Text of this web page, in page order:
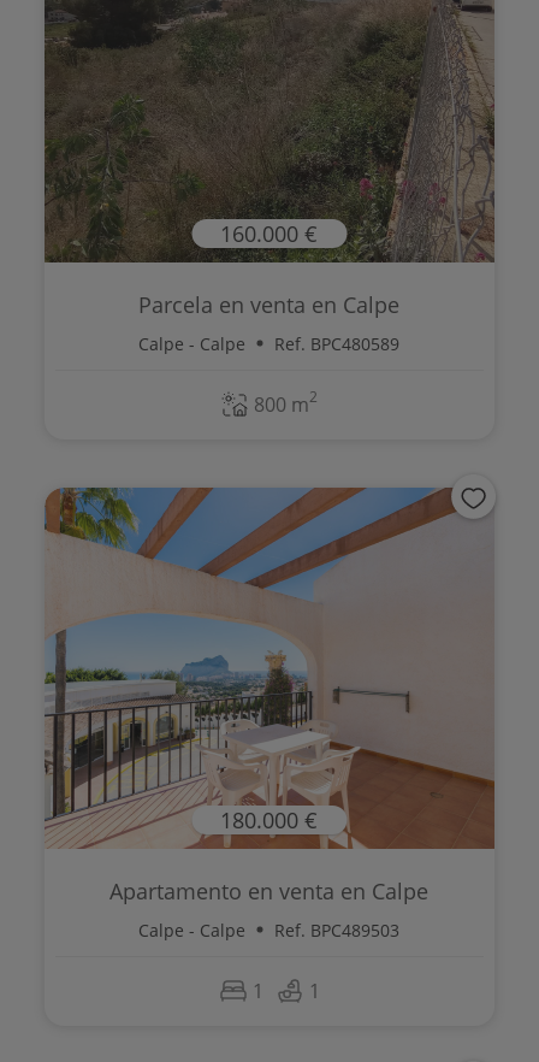
160.000 €
Parcela en venta en Calpe
Calpe - Calpe Ref. BPC480589
800 m2
180.000 €
Apartamento en venta en Calpe
Calpe - Calpe Ref. BPC489503
1 1